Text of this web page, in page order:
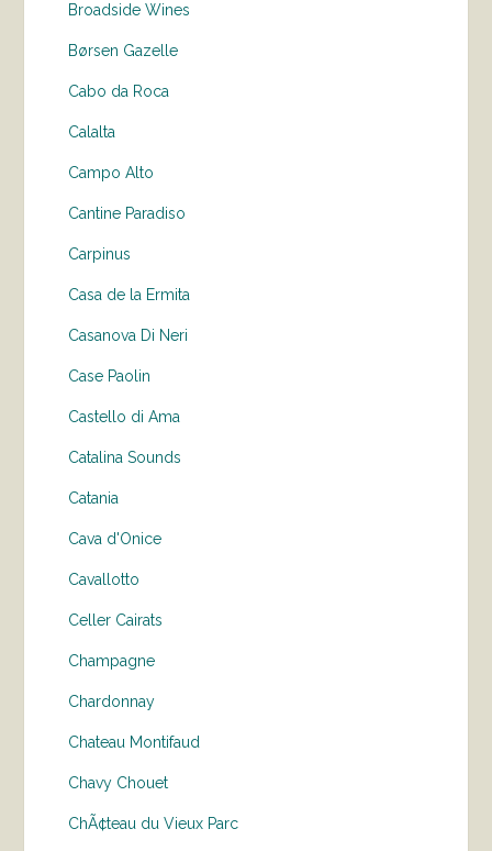
Broadside Wines
Børsen Gazelle
Cabo da Roca
Calalta
Campo Alto
Cantine Paradiso
Carpinus
Casa de la Ermita
Casanova Di Neri
Case Paolin
Castello di Ama
Catalina Sounds
Catania
Cava d'Onice
Cavallotto
Celler Cairats
Champagne
Chardonnay
Chateau Montifaud
Chavy Chouet
ChÃ¢teau du Vieux Parc